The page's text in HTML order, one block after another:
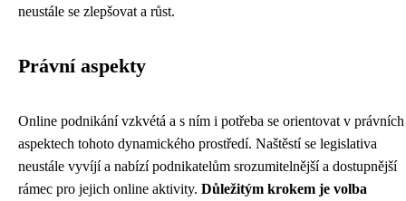
neustále se zlepšovat a růst.
Právní aspekty
Online podnikání vzkvétá a s ním i potřeba se orientovat v právních
aspektech tohoto dynamického prostředí. Naštěstí se legislativa
neustále vyvíjí a nabízí podnikatelům srozumitelnější a dostupnější
rámec pro jejich online aktivity. Důležitým krokem je volba